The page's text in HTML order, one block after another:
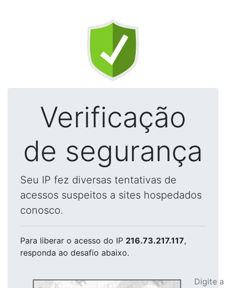
Verificação
de segurança
Seu IP fez diversas tentativas de
acessos suspeitos a sites hospedados
conosco.
Para liberar o acesso do IP 216.73.217.117,
responda ao desafio abaixo.
Digite